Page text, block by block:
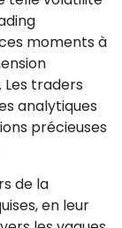
moments à
traders
analytiques
précieuses
de la
en leur